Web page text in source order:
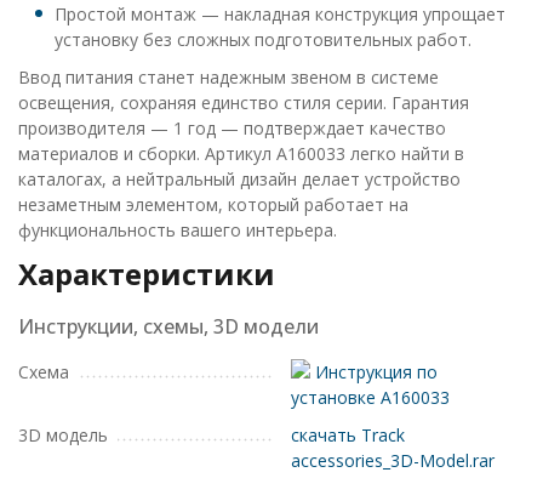
Простой монтаж — накладная конструкция упрощает
установку без сложных подготовительных работ.
Ввод питания станет надежным звеном в системе
освещения, сохраняя единство стиля серии. Гарантия
производителя — 1 год — подтверждает качество
материалов и сборки. Артикул A160033 легко найти в
каталогах, а нейтральный дизайн делает устройство
незаметным элементом, который работает на
функциональность вашего интерьера.
Характеристики
Инструкции, схемы, 3D модели
Схема
Инструкция по
установке A160033
3D модель
скачать Track
accessories_3D-Model.rar